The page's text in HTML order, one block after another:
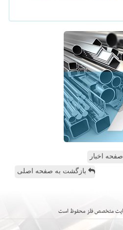
صفحه اخبار
بازگشت به صفحه اصلی